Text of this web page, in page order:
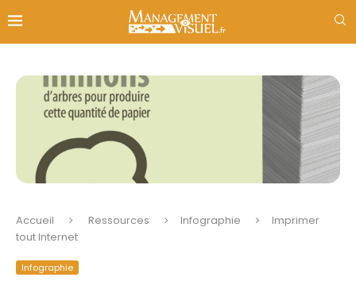
Accueil Ressources Infographie
Imprimer
tout Internet
Infographie